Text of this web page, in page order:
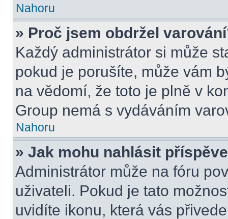
Nahoru
» Proč jsem obdržel
Každý administrátor si může
pokud je porušíte, může vám
na vědomí, že toto je plně v
Group nemá s vydáváním
Nahoru
» Jak mohu nahlásit
Administrátor může na fóru
uživateli. Pokud je tato
uvidíte ikonu, která vás